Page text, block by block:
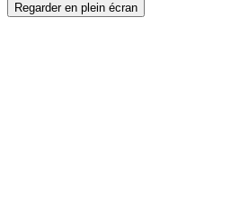
Regarder en plein écran